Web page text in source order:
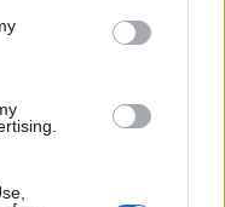
😂🤣